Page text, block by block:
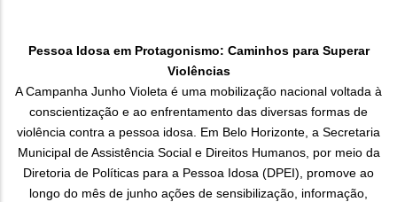
Pessoa Idosa em Protagonismo: Caminhos para Superar
Violências
A Campanha Junho Violeta é uma mobilização nacional voltada à
conscientização e ao enfrentamento das diversas formas de
violência contra a pessoa idosa. Em Belo Horizonte, a Secretaria
Municipal de Assistência Social e Direitos Humanos, por meio da
Diretoria de Políticas para a Pessoa Idosa (DPEI), promove ao
longo do mês de junho ações de sensibilização, informação,